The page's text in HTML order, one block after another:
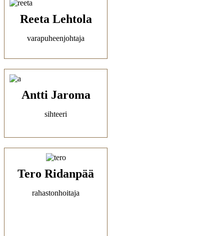
Reeta Lehtola
varapuheenjohtaja
Antti Jaroma
sihteeri
Tero Ridanpää
rahastonhoitaja